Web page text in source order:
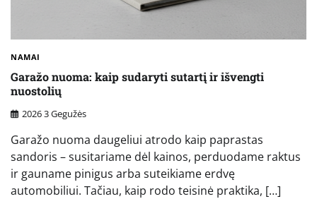
NAMAI
Garažo nuoma: kaip sudaryti sutartį ir išvengti
nuostolių
2026 3 Gegužės
Garažo nuoma daugeliui atrodo kaip paprastas
sandoris – susitariame dėl kainos, perduodame raktus
ir gauname pinigus arba suteikiame erdvę
automobiliui. Tačiau, kaip rodo teisinė praktika, […]